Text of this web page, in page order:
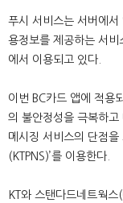
푸시 서비스는 서버에서
용정보를 제공하는 서
에서 이용되고 있다.
이번 BC카드 앱에 적용
의 불안정성을 극복하
메시징 서비스의 단점을
(KTPNS)’를 이용한다.
KT와 스탠다드네트웍스